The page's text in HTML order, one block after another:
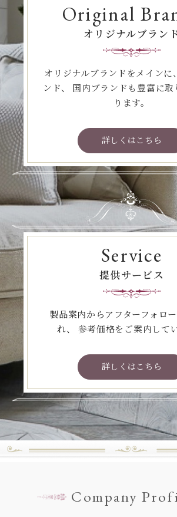
Original
オリジナルブラン
オリジナルブランドをメインに
ンド、
国内ブランドも豊富に取
ります。
詳しくはこちら
Service
提供サービス
製品案内からアフターフォロ
れ、
参考価格をご案内して
詳しくはこちら
Company